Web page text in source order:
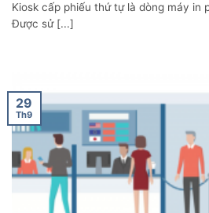
Kiosk cấp phiếu thứ tự là dòng máy in
Được sử [...]
29
Th9